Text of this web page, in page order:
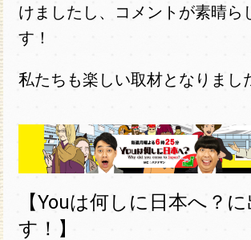
けましたし、コメントが素晴ら
す！
私たちも楽しい取材となりまし
【Youは何しに日本へ？
す！】